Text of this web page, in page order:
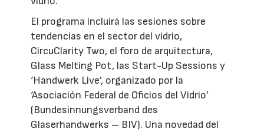
El programa incluirá las sesiones sobre
tendencias en el sector del vidrio,
CircuClarity Two, el foro de arquitectura,
Glass Melting Pot, las Start-Up Sessions y
‘Handwerk Live’, organizado por la
‘Asociación Federal de Oficios del Vidrio’
(Bundesinnungsverband des
Glaserhandwerks – BIV). Una novedad del